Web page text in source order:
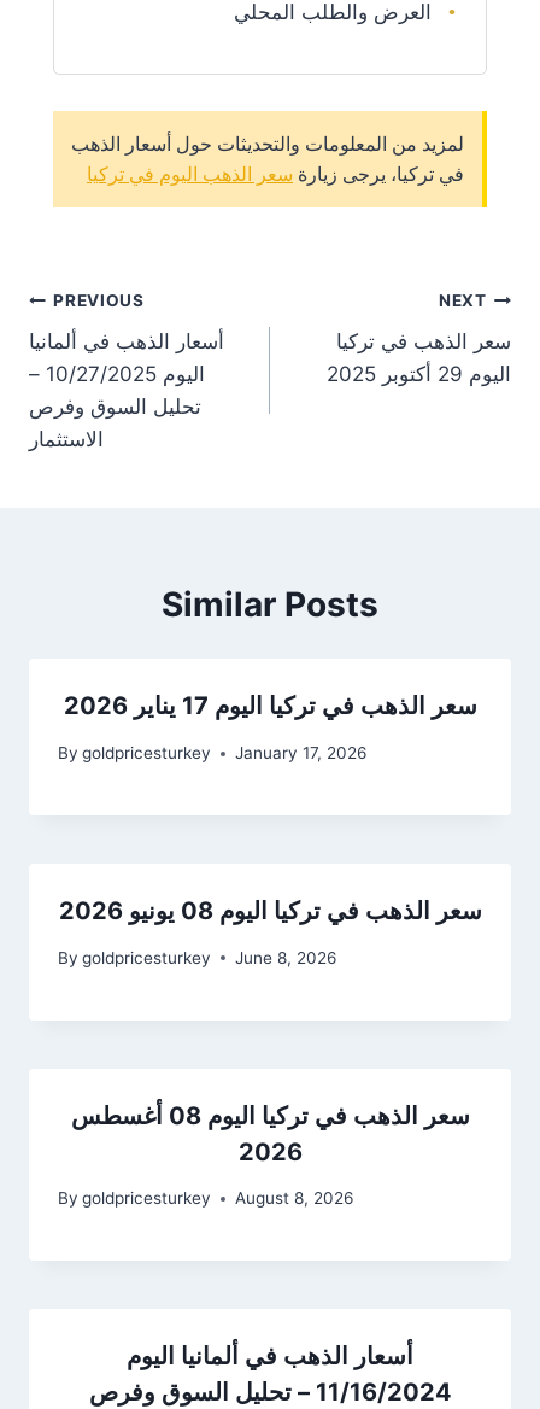
العرض والطلب المحلي
لمزيد من المعلومات والتحديثات حول أسعار الذهب
في تركيا، يرجى زيارة سعر الذهب اليوم في تركيا
PREVIOUS
أسعار الذهب في ألمانيا
اليوم 10/27/2025 –
تحليل السوق وفرص
الاستثمار
NEXT
سعر الذهب في تركيا
اليوم 29 أكتوبر 2025
Similar Posts
سعر الذهب في تركيا اليوم 17 يناير 2026
By goldpricesturkey January 17, 2026
سعر الذهب في تركيا اليوم 08 يونيو 2026
By goldpricesturkey June 8, 2026
سعر الذهب في تركيا اليوم 08 أغسطس
2026
By goldpricesturkey August 8, 2026
أسعار الذهب في ألمانيا اليوم
11/16/2024 – تحليل السوق وفرص